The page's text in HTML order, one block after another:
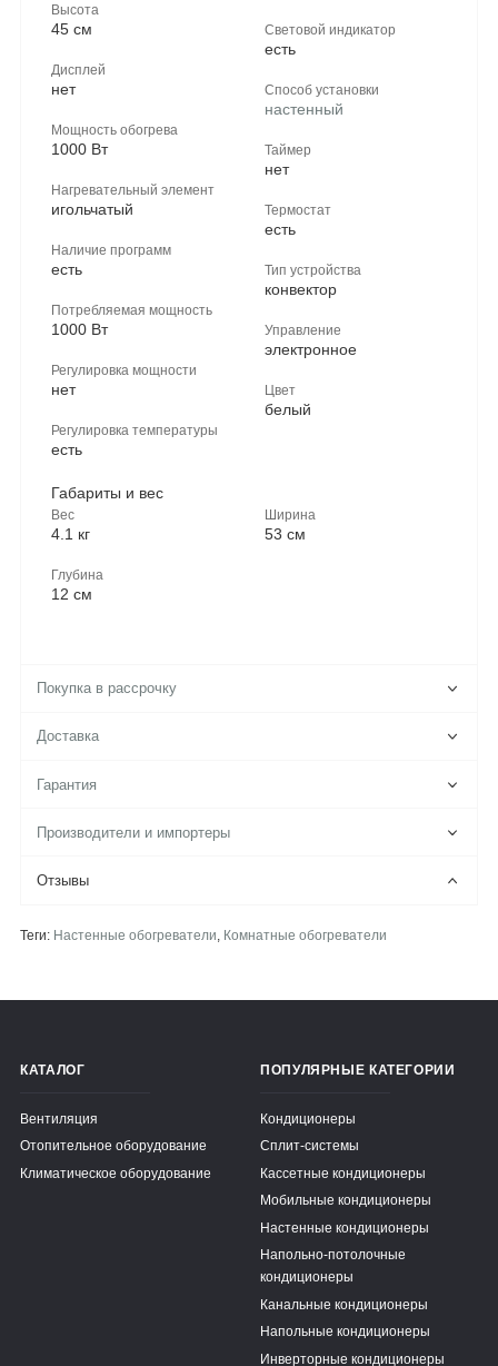
Высота
45 см
Дисплей
нет
Мощность обогрева
1000 Вт
Нагревательный элемент
игольчатый
Наличие программ
есть
Потребляемая мощность
1000 Вт
Регулировка мощности
нет
Регулировка температуры
есть
Световой индикатор
есть
Способ установки
настенный
Таймер
нет
Термостат
есть
Тип устройства
конвектор
Управление
электронное
Цвет
белый
Габариты и вес
Вес
4.1 кг
Глубина
12 см
Ширина
53 см
Покупка в рассрочку
Доставка
Гарантия
Производители и импортеры
Отзывы
Теги: Настенные обогреватели Комнатные обогреватели
КАТАЛОГ
Вентиляция
Отопительное оборудование
Климатическое оборудование
ПОПУЛЯРНЫЕ КАТЕГОРИИ
Кондиционеры
Сплит-системы
Кассетные кондиционеры
Мобильные кондиционеры
Настенные кондиционеры
Напольно-потолочные
кондиционеры
Канальные кондиционеры
Напольные кондиционеры
Инверторные кондиционеры